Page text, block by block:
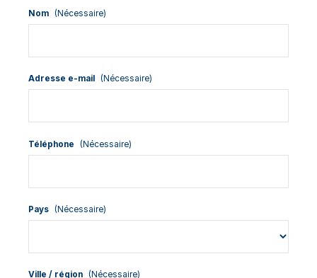
Nom (Nécessaire)
Adresse e-mail (Nécessaire)
Téléphone (Nécessaire)
Pays (Nécessaire)
Ville / région (Nécessaire)